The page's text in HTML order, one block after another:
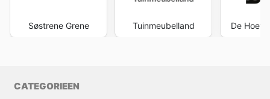
Søstrene Grene Tuinmeubelland De
CATEGORIEEN